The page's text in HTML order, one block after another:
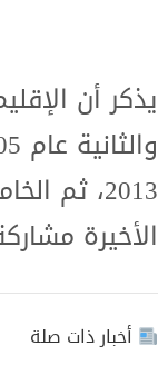
الأخيرة مشاركة 59% من مجموع من يحق لهم التصويت داخل
أخبار ذات صلة